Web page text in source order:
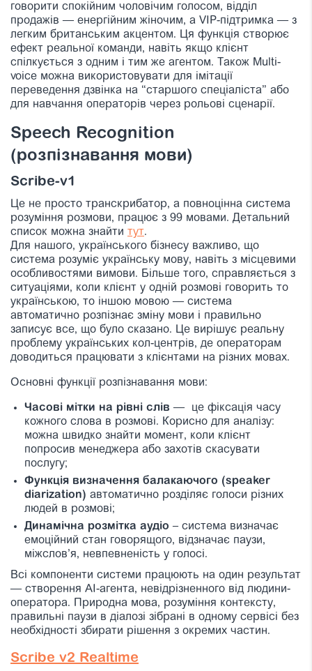
говорити спокійним чоловічим голосом, відділ
продажів — енергійним жіночим, а VIP-підтримка — з
легким британським акцентом. Ця функція створює
ефект реальної команди, навіть якщо клієнт
спілкується з одним і тим же агентом. Також Multi-
voice можна використовувати для імітації
переведення дзвінка на “старшого спеціаліста” або
для навчання операторів через рольові сценарії.
Speech Recognition
(розпізнавання мови)
Scribe-v1
Це не просто транскрибатор, а повноцінна система
розуміння розмови, працює з 99 мовами. Детальний
список можна знайти тут.
Для нашого, українського бізнесу важливо, що
система розуміє українську мову, навіть з місцевими
особливостями вимови. Більше того, справляється з
ситуаціями, коли клієнт у одній розмові говорить то
українською, то іншою мовою — система
автоматично розпізнає зміну мови і правильно
записує все, що було сказано. Це вирішує реальну
проблему українських кол-центрів, де операторам
доводиться працювати з клієнтами на різних мовах.
Основні функції розпізнавання мови:
Часові мітки на рівні слів — це фіксація часу
кожного слова в розмові. Корисно для аналізу:
можна швидко знайти момент, коли клієнт
попросив менеджера або захотів скасувати
послугу;
Функція визначення балакаючого (speaker
diarization) автоматично розділяє голоси різних
людей в розмові;
Динамічна розмітка аудіо – система визначає
емоційний стан говорящого, відзначає паузи,
міжслов’я, невпевненість у голосі.
Всі компоненти системи працюють на один результат
— створення AI-агента, невідрізненного від людини-
оператора. Природна мова, розуміння контексту,
правильні паузи в діалозі зібрані в одному сервісі без
необхідності збирати рішення з окремих частин.
Scribe v2 Realtime